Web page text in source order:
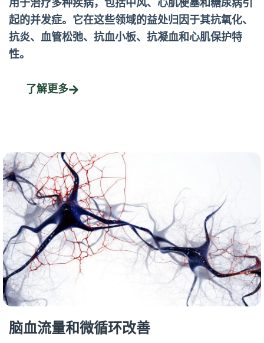
起的并发症。它在这些领域的益处归因于其抗氧化、
抗炎、血管松弛、抗血小板、抗凝血和心肌保护特
性。
了解更多
脑血流量和微循环改善